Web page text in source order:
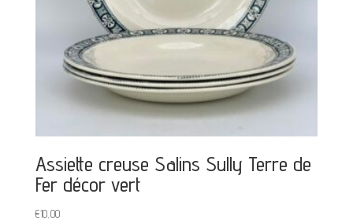
Assiette creuse Salins Sully Terre de
Fer décor vert
€10,00